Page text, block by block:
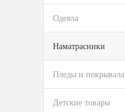
Одеяла
Наматрасники
Пледы и покрывала
Детские товары